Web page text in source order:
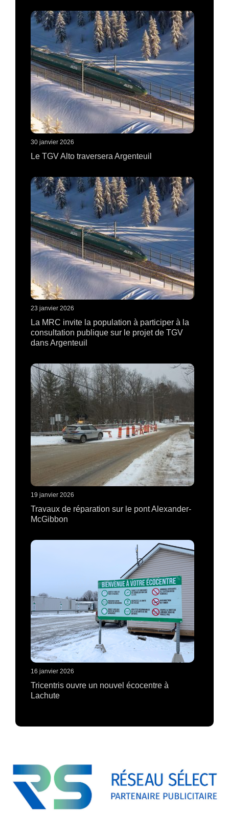
30 janvier 2026
Le TGV Alto traversera Argenteuil
23 janvier 2026
La MRC invite la population à participer à la
consultation publique sur le projet de TGV
dans Argenteuil
19 janvier 2026
Travaux de réparation sur le pont Alexander-
McGibbon
16 janvier 2026
Tricentris ouvre un nouvel écocentre à
Lachute